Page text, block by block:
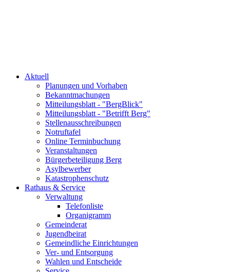
Aktuell
Planungen und Vorhaben
Bekanntmachungen
Mitteilungsblatt - "BergBlick"
Mitteilungsblatt - "Betrifft Berg"
Stellenausschreibungen
Notruftafel
Online Terminbuchung
Veranstaltungen
Bürgerbeteiligung Berg
Asylbewerber
Katastrophenschutz
Rathaus & Service
Verwaltung
Telefonliste
Organigramm
Gemeinderat
Jugendbeirat
Gemeindliche Einrichtungen
Ver- und Entsorgung
Wahlen und Entscheide